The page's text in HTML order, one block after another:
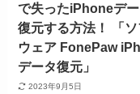
で失ったiPhoneデ
復元する方法！ 「ソ
ウェア FonePaw
データ復元」
2023年9月5日